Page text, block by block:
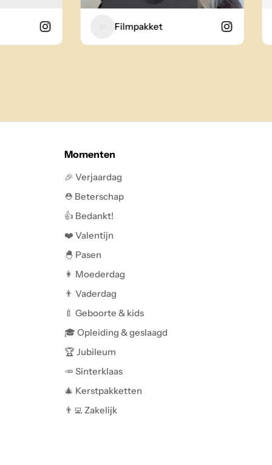
Filmpakket
Momenten
🎉 Verjaardag
⛑️ Beterschap
👍 Bedankt!
❤️ Valentijn
🐣 Pasen
👩 Moederdag
👨 Vaderdag
🍼 Geboorte & kids
🎓 Opleiding & geslaagd
🏆 Jubileum
🥕 Sinterklaas
🎄 Kerstpakketten
👨‍💻 Zakelijk